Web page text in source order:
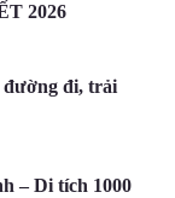
2026
đi, trải
– Di tích 1000